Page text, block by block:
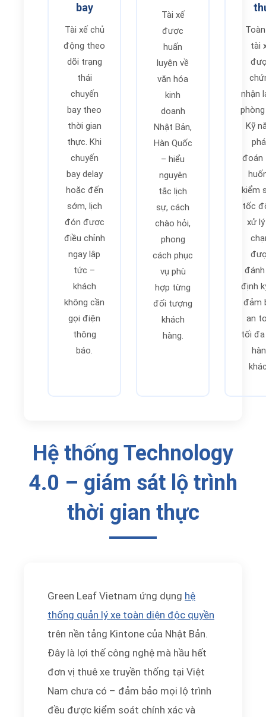
bay
Tài xế chủ
động theo
dõi trạng
thái
chuyến
bay theo
thời gian
thực. Khi
chuyến
bay delay
hoặc đến
sớm, lịch
đón được
điều chỉnh
ngay lập
tức –
khách
không cần
gọi điện
thông
báo.
Tài xế
được
huấn
luyện về
văn hóa
kinh
doanh
Nhật Bản,
Hàn Quốc
– hiểu
nguyên
tắc lịch
sự, cách
chào hỏi,
phong
cách phục
vụ phù
hợp từng
đối tượng
khách
hàng.
tài
nhận
Kỹ
đoán
kiểm
tốc
xử
đánh
định
đảm
an
tối
Hệ thống Technology
4.0 – giám sát lộ trình
thời gian thực
Green Leaf Vietnam ứng dụng hệ
thống quản lý xe toàn diện độc quyền
trên nền tảng Kintone của Nhật Bản.
Đây là lợi thế công nghệ mà hầu hết
đơn vị thuê xe truyền thống tại Việt
Nam chưa có – đảm bảo mọi lộ trình
đều được kiểm soát chính xác và